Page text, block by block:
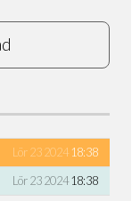
Lör 23 202418:38
Lör 23 202418:38